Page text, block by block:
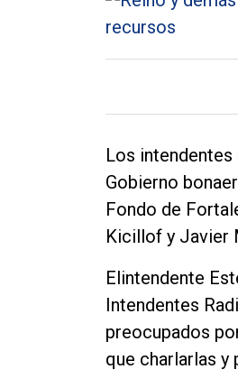
Deportes
Fúnebres
Nosotros
Contacto
Los
Gobierno
Fondo de
Kicillof y Javier
Elintendente
Intendentes
preocupados
que charlarlas y